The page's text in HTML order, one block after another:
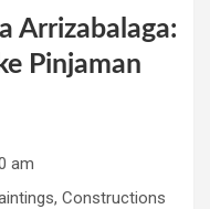
Arrizabalaga:
Pinjaman
am
Constructions